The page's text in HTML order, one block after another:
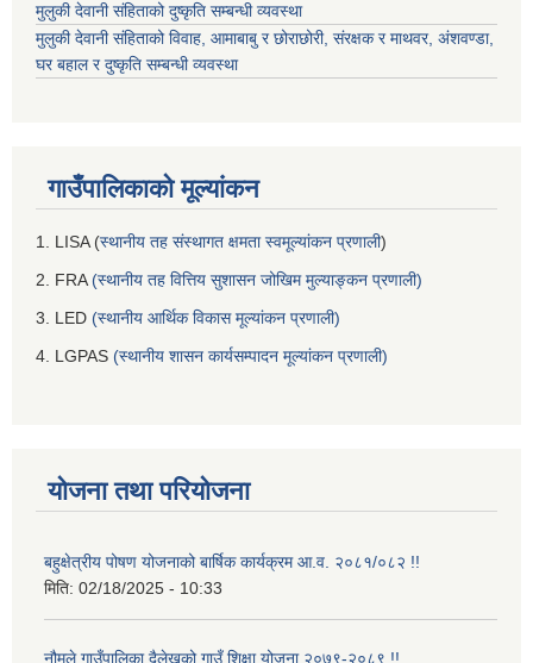
मुलुकी देवानी संहिताको दुष्कृति सम्बन्धी व्यवस्था
मुलुकी देवानी संहिताको विवाह, आमाबाबु र छोराछोरी, संरक्षक र माथवर, अंशवण्डा,
घर बहाल र दुष्कृति सम्बन्धी व्यवस्था
गाउँपालिकाको मूल्यांकन
1. LISA (स्थानीय तह संस्थागत क्षमता स्वमूल्यांकन प्रणाली)
2. FRA(स्थानीय तह वित्तिय सुशासन जोखिम मुल्याङ्कन प्रणाली)
3. LED (स्थानीय आर्थिक विकास मूल्यांकन प्रणाली)
4. LGPAS (स्थानीय शासन कार्यसम्पादन मूल्यांकन प्रणाली)
योजना तथा परियोजना
बहुक्षेत्रीय पोषण योजनाको बार्षिक कार्यक्रम आ.व. २०८१/०८२ !!
मिति: 02/18/2025 - 10:33
नौमूले गाउँपालिका दैलेखको गाउँ शिक्षा योजना २०७९-२०८९ !!